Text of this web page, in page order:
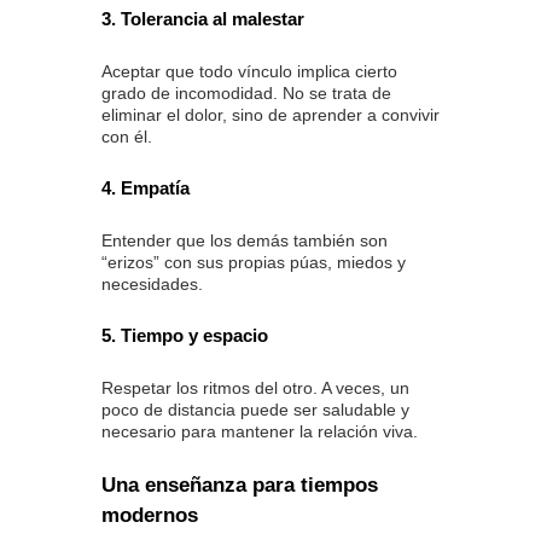
3. Tolerancia al malestar
Aceptar que todo vínculo implica cierto
grado de incomodidad. No se trata de
eliminar el dolor, sino de aprender a convivir
con él.
4. Empatía
Entender que los demás también son
“erizos” con sus propias púas, miedos y
necesidades.
5. Tiempo y espacio
Respetar los ritmos del otro. A veces, un
poco de distancia puede ser saludable y
necesario para mantener la relación viva.
Una enseñanza para tiempos
modernos